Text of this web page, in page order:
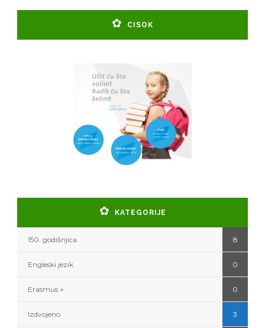
CISOK
KATEGORIJE
150. godišnjica 8
Engleski jezik 0
Erasmus + 0
Izdvojeno 3